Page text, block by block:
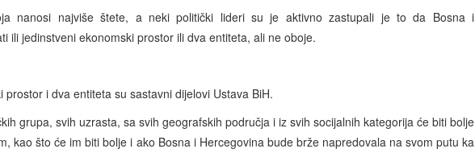
nanosi najviše štete, a neki politički lideri su je aktivno zastupali je to da Bosna i
ili jedinstveni ekonomski prostor ili dva entiteta, ali ne oboje.
prostor i dva entiteta su sastavni dijelovi Ustava BiH.
grupa, svih uzrasta, sa svih geografskih područja i iz svih socijalnih kategorija će biti bolje
kao što će im biti bolje i ako Bosna i Hercegovina bude brže napredovala na svom putu ka